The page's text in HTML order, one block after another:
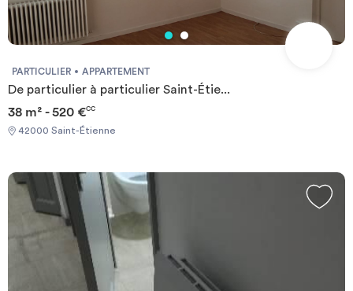
PARTICULIER APPARTEMENT
De particulier à particulier Saint-Étie...
38 m² - 520 €CC
42000 Saint-Étienne